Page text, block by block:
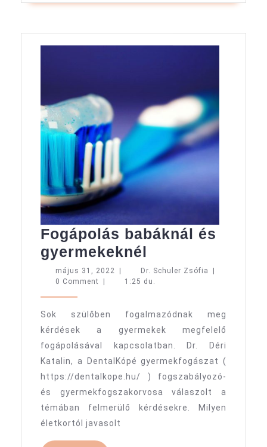
Fogápolás babáknál és
gyermekeknél
babáknál
és
május 31, 2022 május
31,
| Dr. Schuler Zsófia Dr.|
0 Comment
| 1:25 du.
Sok szülőben fogalmazódnak meg
kérdések a gyermekek megfelelő
fogápolásával kapcsolatban. Dr. Déri
Katalin, a DentalKópé gyermekfogászat (
https://dentalkope.hu/ ) fogszabályozó-
és gyermekfogszakorvosa válaszolt a
témában felmerülő kérdésekre. Milyen
életkortól javasolt